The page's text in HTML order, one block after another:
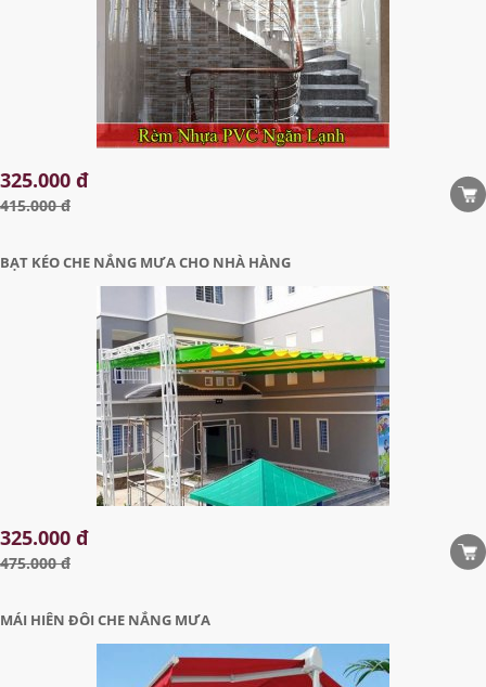
325.000 đ
415.000 đ
BẠT KÉO CHE NẮNG MƯA CHO NHÀ HÀNG
325.000 đ
475.000 đ
MÁI HIÊN ĐÔI CHE NẮNG MƯA